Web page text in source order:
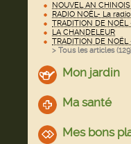
NOUVEL AN
RADIO NOËL- La
TRADITION DE NOËL
LA CHANDELEUR
TRADITION DE NOËL
> Tous les articles (129
Mon jardin
Ma santé
Mes bons